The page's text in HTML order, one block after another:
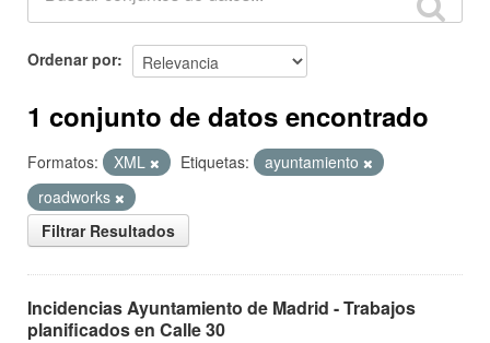
Ordenar por
1 conjunto de datos encontrado
Formatos: XML Etiquetas:
ayuntamiento
roadworks
Filtrar Resultados
Incidencias Ayuntamiento de Madrid - Trabajos
planificados en Calle 30